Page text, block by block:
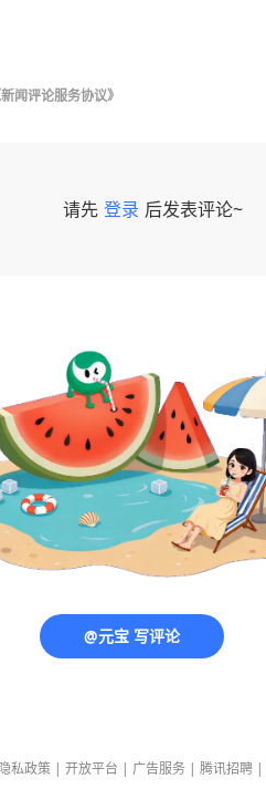
新闻评论服务协议》
请先 登录 后发表评论~
@元宝 写评论
隐私政策 | 开放平台 | 广告服务 | 腾讯招聘 |